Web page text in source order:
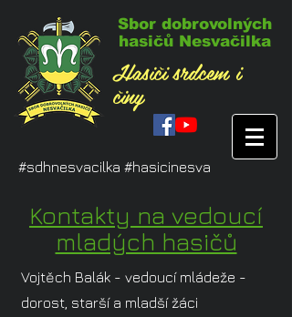
Sbor dobrovolných
hasičů Nesvačilka
Hasiči srdcem i
činy
#sdhnesvacilka #hasicinesva
Kontakty na vedoucí
mladých hasičů
Vojtěch Balák - vedoucí mládeže -
dorost, starší a mladší žáci